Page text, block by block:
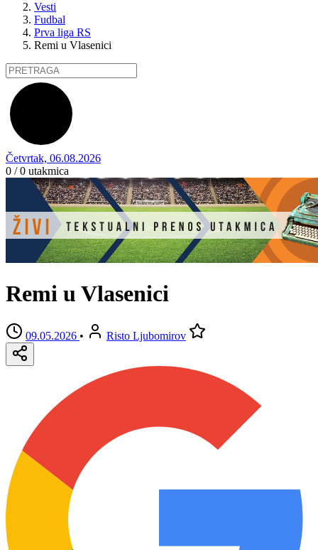
Vesti
Fudbal
Prva liga RS
Remi u Vlasenici
Četvrtak, 06.08.2026
0 / 0 utakmica
Remi u Vlasenici
09.05.2026 • Risto Ljubomirov